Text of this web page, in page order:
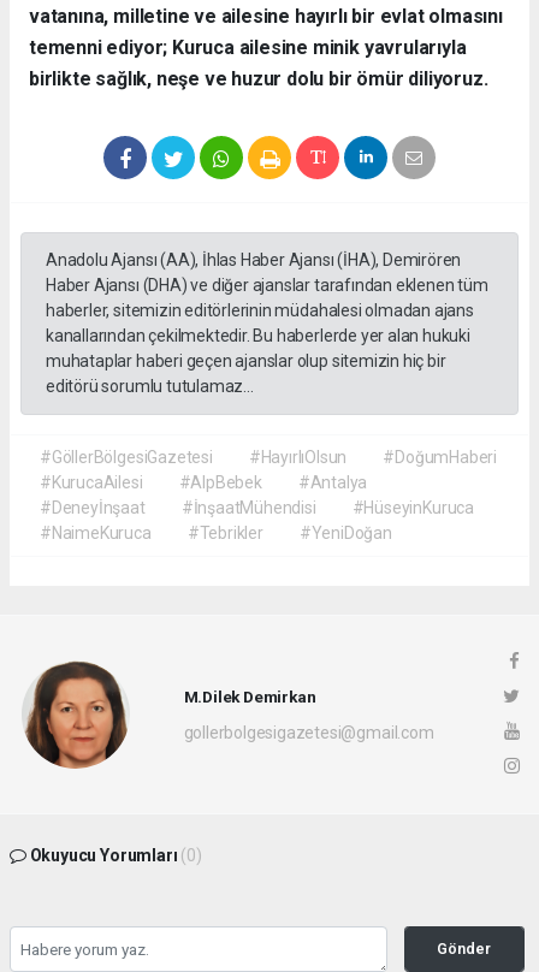
vatanına, milletine ve ailesine hayırlı bir evlat olmasını
temenni ediyor; Kuruca ailesine minik yavrularıyla
birlikte sağlık, neşe ve huzur dolu bir ömür diliyoruz.
Anadolu Ajansı (AA), İhlas Haber Ajansı (İHA), Demirören
Haber Ajansı (DHA) ve diğer ajanslar tarafından eklenen tüm
haberler, sitemizin editörlerinin müdahalesi olmadan ajans
kanallarından çekilmektedir. Bu haberlerde yer alan hukuki
muhataplar haberi geçen ajanslar olup sitemizin hiç bir
editörü sorumlu tutulamaz...
#GöllerBölgesiGazetesi #HayırlıOlsun
#DoğumHaberi
#KurucaAilesi
#AlpBebek
#Antalya
#Deneyİnşaat
#İnşaatMühendisi
#HüseyinKuruca
#NaimeKuruca
#Tebrikler #YeniDoğan
M.Dilek Demirkan
gollerbolgesigazetesi@gmail.com
Okuyucu Yorumları (0)
Gönder